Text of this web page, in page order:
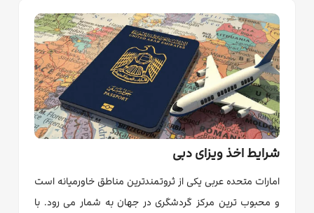
شرایط اخذ ویزای دبی
امارات متحده عربی یکی از ثروتمندترین مناطق خاورمیانه است
و محبوب ترین مرکز گردشگری در جهان به شمار می رود. با